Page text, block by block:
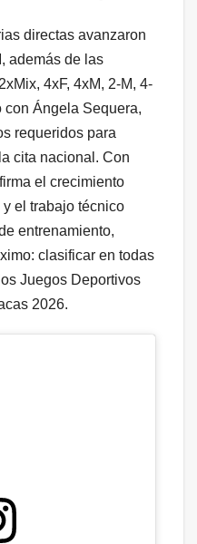
directas avanzaron
además de las
4xF, 4xM, 2-M, 4-
con Ángela Sequera,
requeridos para
cita nacional. Con
el crecimiento
el trabajo técnico
entrenamiento,
clasificar en todas
Juegos Deportivos
2026.